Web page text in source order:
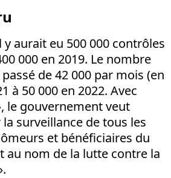
y aurait eu 500 000 contrôles
000 en 2019. Le nombre
de 42 000 par mois (en
à 50 000 en 2022. Avec
le gouvernement veut
surveillance de tous les
et bénéficiaires du
au nom de la lutte contre la